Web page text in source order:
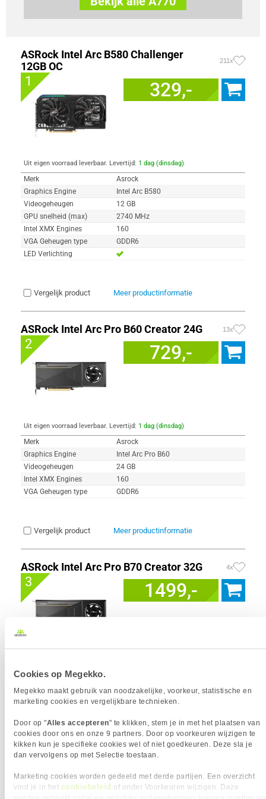
Cookies op Megekko.
Megekko maakt gebruik van noodzakelijke, voorkeur, statistische en
marketing cookies en vergelijkbare technieken.
Door op "Alles accepteren" te klikken, stem je in met het plaatsen van
cookies door ons en onze 9 partners. Door op voorkeuren wijzigen te
kikken kun je specifieke cookies wel of niet goedkeuren. Deze sla je
dan vervolgens op met Selectie toestaan.
Marketing cookies worden gedeeld met derde partijen. Een overzicht
vind je in het cookiebeleid of onder Voorkeuren wijzigen. Deze
ASRock Intel Arc B580 Challenger
12GB OC
211x
1 329,-
Uit eigen voorraad leverbaar. Levertijd: 1 dag (dinsdag)
Merk
Asrock
Graphics Engine
Intel Arc B580
Videogeheugen
12 GB
GPU snelheid (max)
2740 MHz
Intel XMX Engines
160
VGA Geheugen type
GDDR6
LED Verlichting
Vergelijk product Meer productinformatie
ASRock Intel Arc Pro B60 Creator 24G 13x
2 729,-
Uit eigen voorraad leverbaar. Levertijd: 1 dag (dinsdag)
Merk
Asrock
Graphics Engine
Intel Arc Pro B60
Videogeheugen
24 GB
Intel XMX Engines
160
VGA Geheugen type
GDDR6
Vergelijk product Meer productinformatie
ASRock Intel Arc Pro B70 Creator 32G 4x
3 1499,-
Merk
Graphics Engine
Intel Arc Pro B70
Videogeheugen
32 GB
Intel XMX Engines
256
VGA Geheugen type
GDDR6
Vergelijk product Meer productinformatie